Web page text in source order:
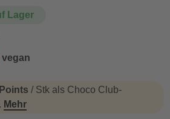
Lager
vegan
/ Stk als Choco Club-
Mehr